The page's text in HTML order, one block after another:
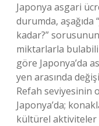
Japonya asgari
durumda, aşağıda
kadar?”
miktarlarla
göre Japonya’da
yen arasında
Refah seviyesinin
Japonya’da;
kültürel aktiviteler